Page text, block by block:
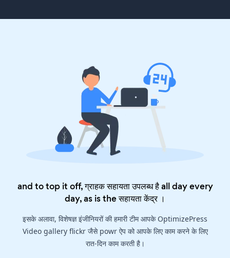
and to top it off, ग्राहक सहायता उपलब्ध है all day every
day, as is theसहायता केंद्र।
इसके अलावा, विशेषज्ञ इंजीनियरों की हमारी टीम आपके OptimizePress
Video gallery flickr जैसे powr ऐप को आपके लिए काम करने के लिए
रात-दिन काम करती है।